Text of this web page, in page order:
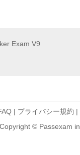
Exam V9
| プライバシー規約 |
Copyright © Passexam